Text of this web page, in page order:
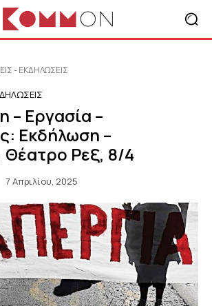
- ΕΚΔΗΛΩΣΕΙΣ
– Εργασία –
Εκδήλωση –
Θέατρο Ρεξ, 8/4
7 Απριλίου, 2025